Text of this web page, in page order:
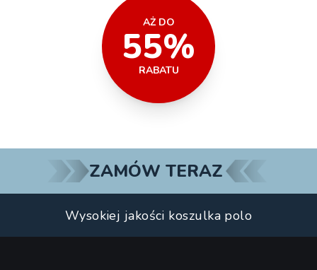
AŻ DO
55%
RABATU
ZAMÓW TERAZ
Wysokiej jakości koszulka polo